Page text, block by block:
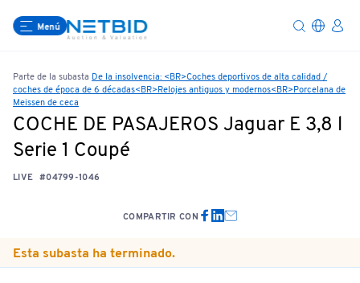
Menú
Parte de la subasta De la insolvencia: <BR>Coches deportivos de alta calidad /
coches de época de 6 décadas<BR>Relojes antiguos y modernos<BR>Porcelana de
Meissen de ceca
COCHE DE PASAJEROS Jaguar E 3,8 l
Serie 1 Coupé
LIVE #04799-1046
COMPARTIR CON
Esta subasta ha terminado.